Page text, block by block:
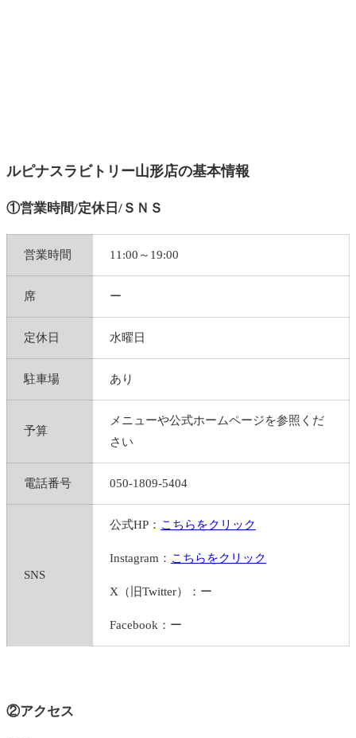
ルピナスラビトリー山形店の基本情報
①営業時間/定休日/ＳＮＳ
営業時間 11:00～19:00
席 ー
定休日 水曜日
駐車場 あり
予算
メニューや公式ホームページを参照くだ
さい
電話番号 050-1809-5404
SNS
公式HP： こちらをクリック
Instagram： こちらをクリック
X（旧Twitter）：ー
Facebook：ー
②アクセス